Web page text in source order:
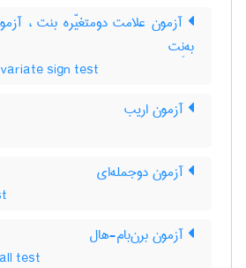
آزمون علامت دومتغیّره بنت ،
به‌نِت
sign test
آزمون اریب
آزمون دوجمله‌ای
آزمون برن‌بام-هال
test